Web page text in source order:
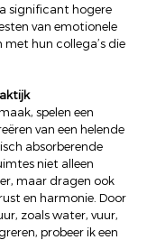
significant hogere
van emotionele
hun collega’s die
spelen een
van een helende
absorberende
niet alleen
maar dragen ook
en harmonie. Door
zoals water, vuur,
probeer ik een